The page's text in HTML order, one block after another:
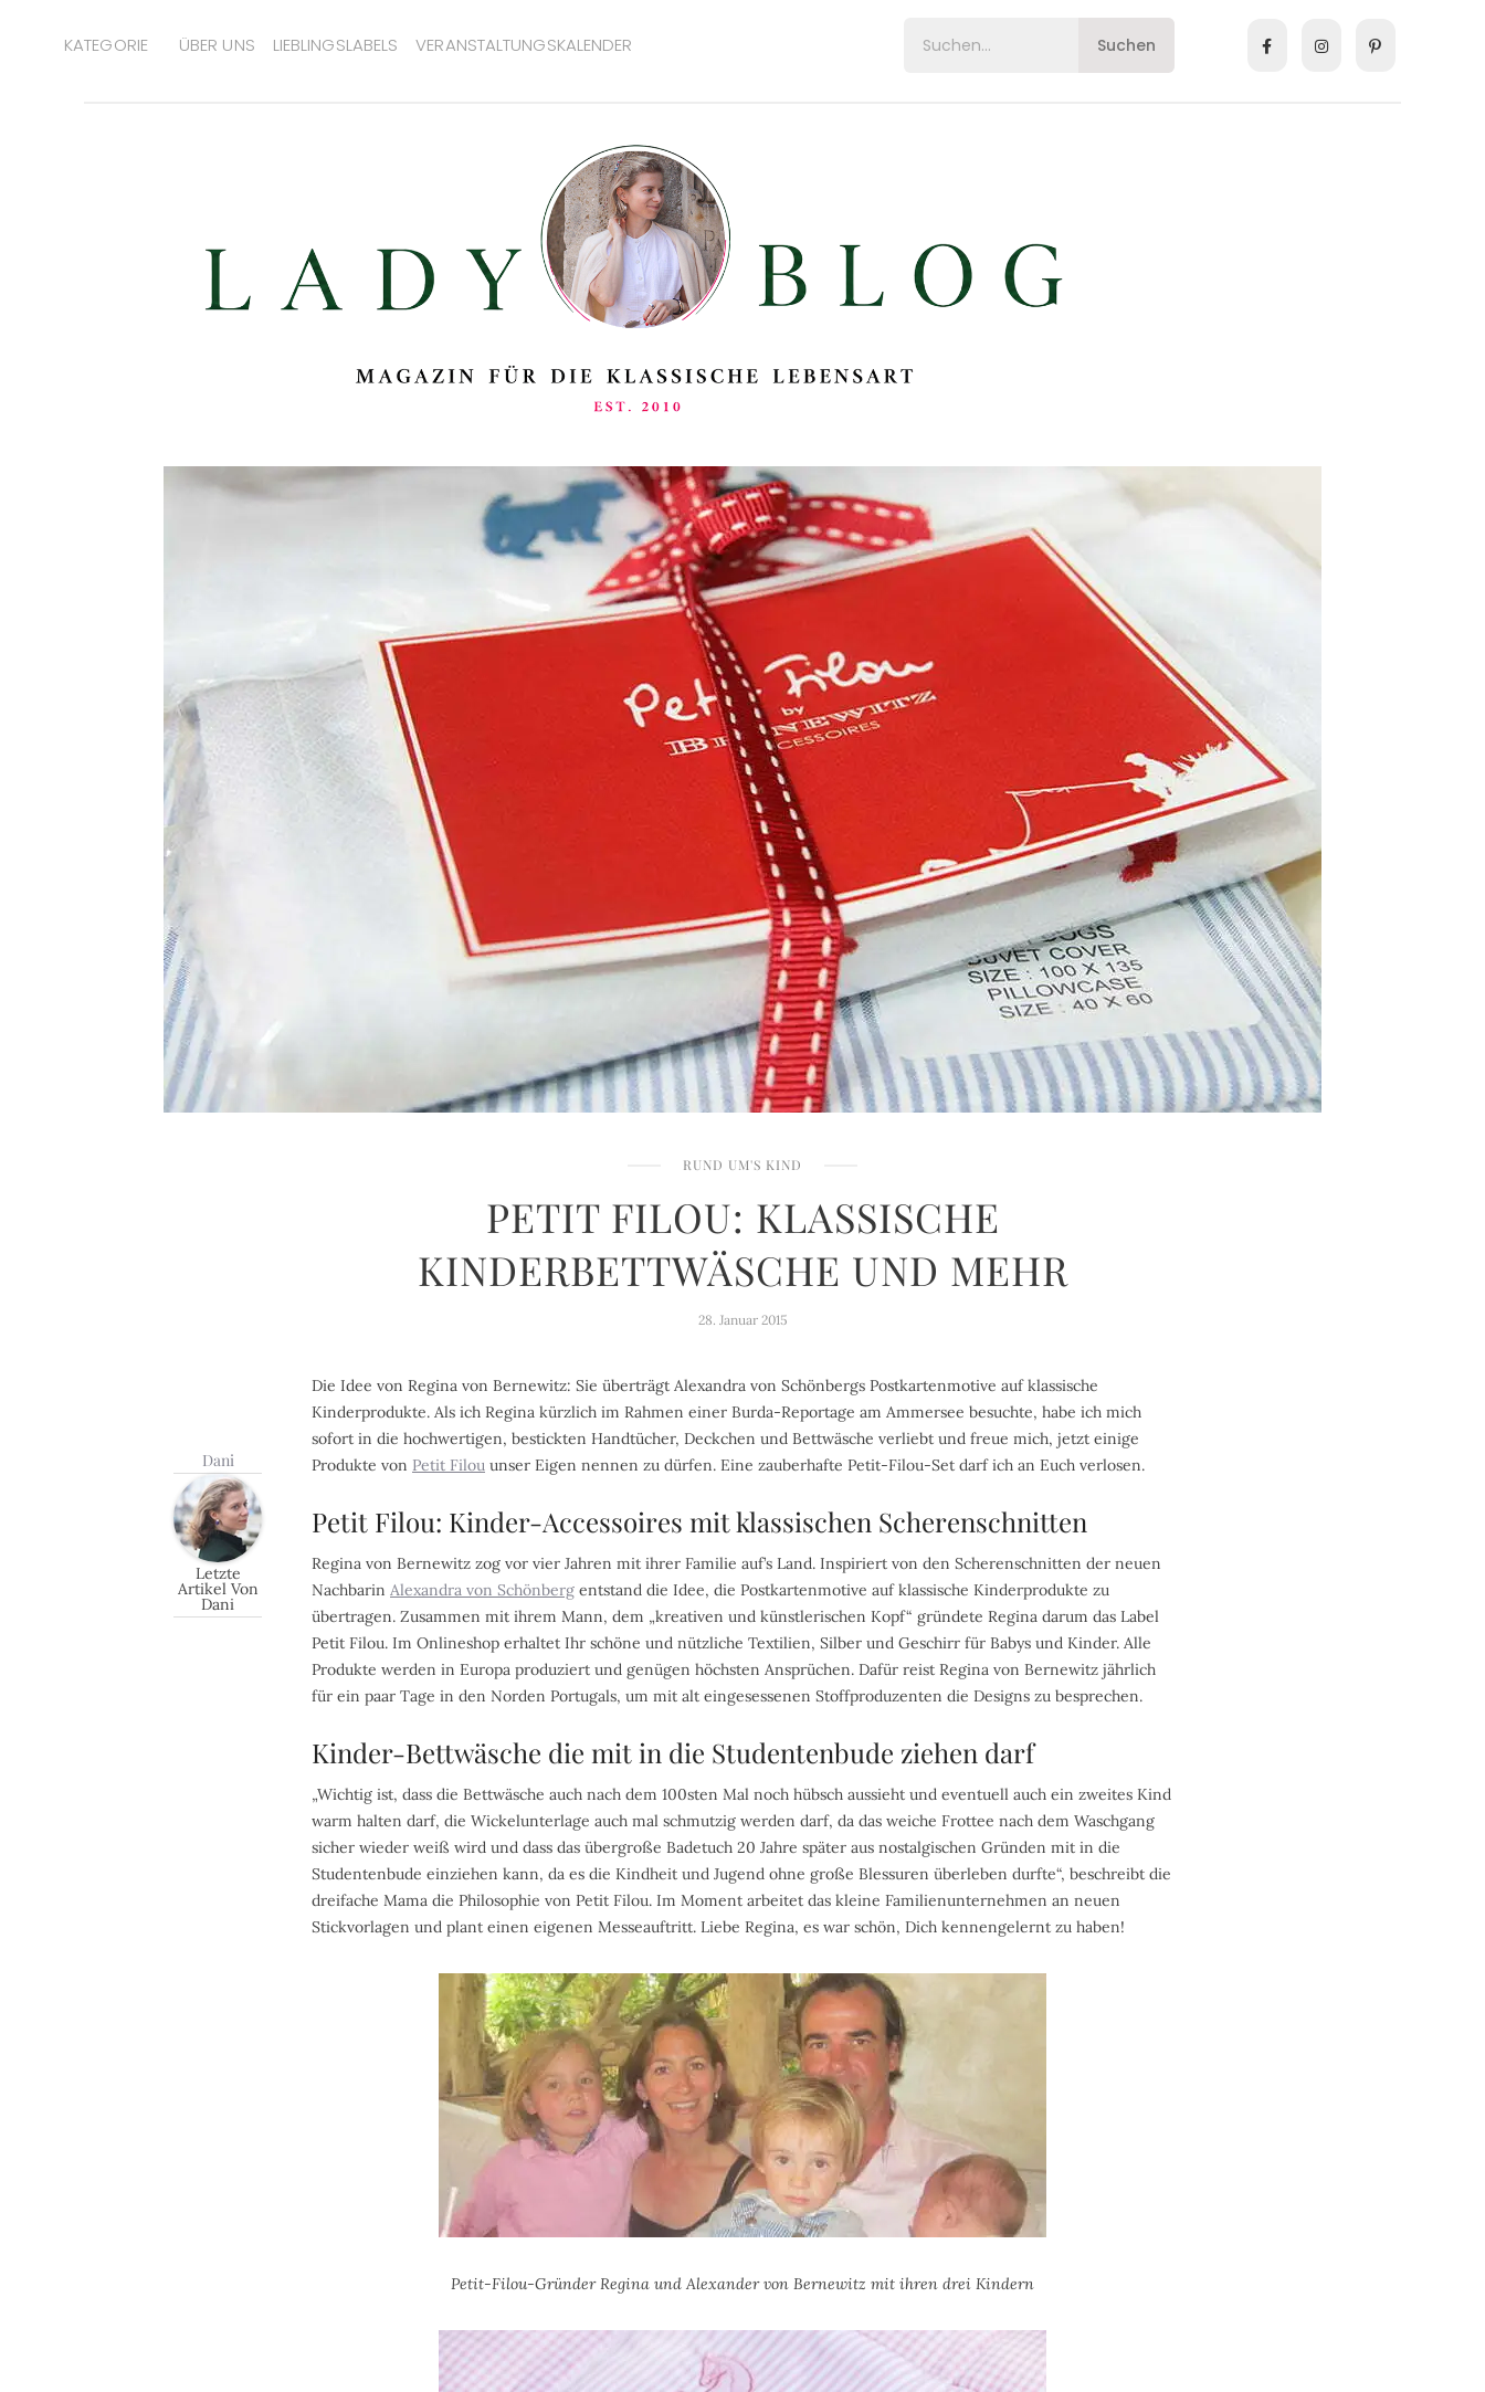
KATEGORIE ÜBER UNS LIEBLINGSLABELS VERANSTALTUNGSKALENDER Suchen
RUND UM'S KIND
PETIT FILOU: KLASSISCHE
KINDERBETTWÄSCHE UND MEHR
28. Januar 2015
Dani
Letzte
Artikel Von
Dani
Die Idee von Regina von Bernewitz: Sie überträgt Alexandra von Schönbergs Postkartenmotive auf klassische
Kinderprodukte. Als ich Regina kürzlich im Rahmen einer Burda-Reportage am Ammersee besuchte, habe ich mich
sofort in die hochwertigen, bestickten Handtücher, Deckchen und Bettwäsche verliebt und freue mich, jetzt einige
Produkte von Petit Filou unser Eigen nennen zu dürfen. Eine zauberhafte Petit-Filou-Set darf ich an Euch verlosen.
Petit Filou: Kinder-Accessoires mit klassischen Scherenschnitten
Regina von Bernewitz zog vor vier Jahren mit ihrer Familie auf’s Land. Inspiriert von den Scherenschnitten der neuen
Nachbarin Alexandra von Schönberg entstand die Idee, die Postkartenmotive auf klassische Kinderprodukte zu
übertragen. Zusammen mit ihrem Mann, dem „kreativen und künstlerischen Kopf“ gründete Regina darum das Label
Petit Filou. Im Onlineshop erhaltet Ihr schöne und nützliche Textilien, Silber und Geschirr für Babys und Kinder. Alle
Produkte werden in Europa produziert und genügen höchsten Ansprüchen. Dafür reist Regina von Bernewitz jährlich
für ein paar Tage in den Norden Portugals, um mit alt eingesessenen Stoffproduzenten die Designs zu besprechen.
Kinder-Bettwäsche die mit in die Studentenbude ziehen darf
„Wichtig ist, dass die Bettwäsche auch nach dem 100sten Mal noch hübsch aussieht und eventuell auch ein zweites Kind
warm halten darf, die Wickelunterlage auch mal schmutzig werden darf, da das weiche Frottee nach dem Waschgang
sicher wieder weiß wird und dass das übergroße Badetuch 20 Jahre später aus nostalgischen Gründen mit in die
Studentenbude einziehen kann, da es die Kindheit und Jugend ohne große Blessuren überleben durfte“, beschreibt die
dreifache Mama die Philosophie von Petit Filou. Im Moment arbeitet das kleine Familienunternehmen an neuen
Stickvorlagen und plant einen eigenen Messeauftritt. Liebe Regina, es war schön, Dich kennengelernt zu haben!
Petit-Filou-Gründer Regina und Alexander von Bernewitz mit ihren drei Kindern